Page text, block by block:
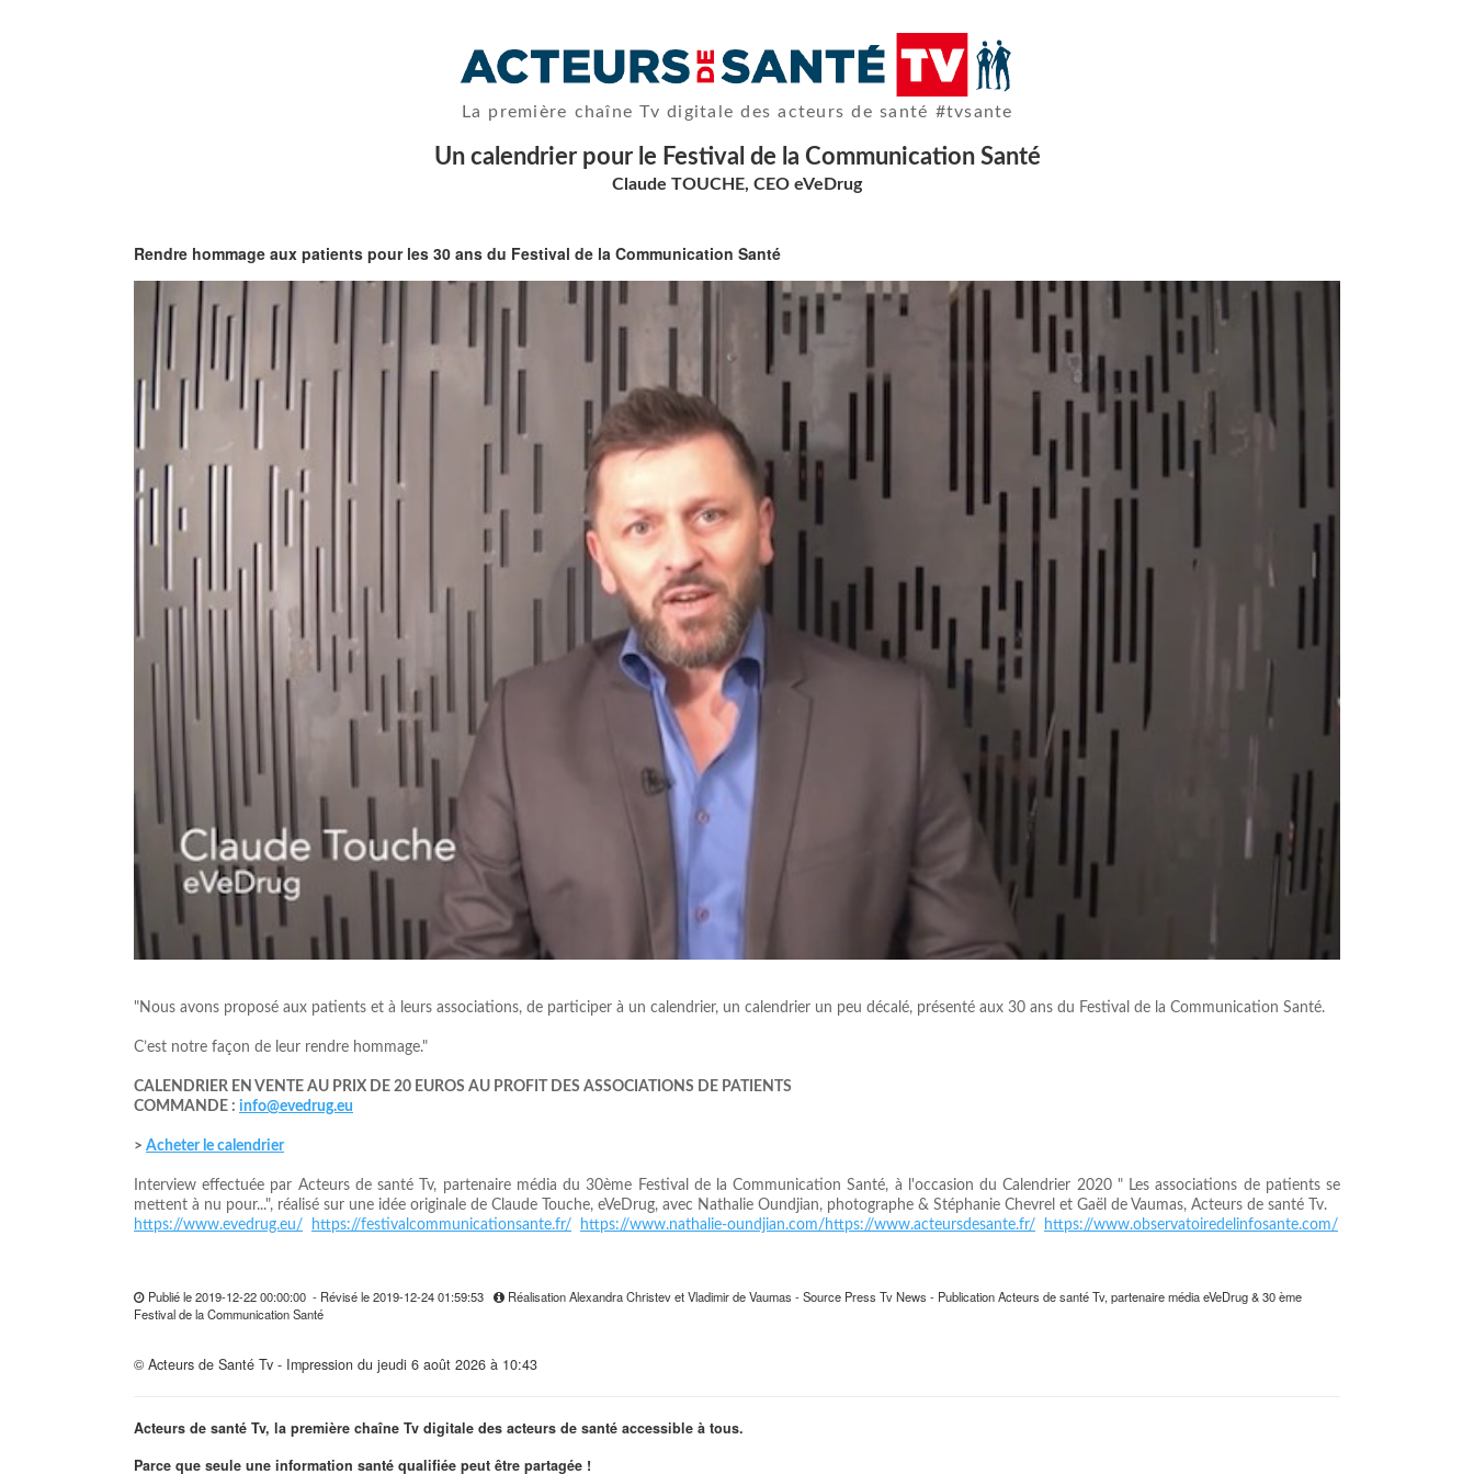
La première chaîne Tv digitale des acteurs de santé #tvsante
Un calendrier pour le Festival de la Communication Santé
Claude TOUCHE, CEO eVeDrug
Rendre hommage aux patients pour les 30 ans du Festival de la Communication Santé
"Nous avons proposé aux patients et à leurs associations, de participer à un calendrier, un calendrier un peu décalé, présenté aux 30 ans du Festival de la Communication Santé.
C’est notre façon de leur rendre hommage."
CALENDRIER EN VENTE AU PRIX DE 20 EUROS AU PROFIT DES ASSOCIATIONS DE PATIENTS
COMMANDE : info@evedrug.eu
> Acheter le calendrier
Interview effectuée par Acteurs de santé Tv, partenaire média du 30ème Festival de la Communication Santé, à l'occasion du Calendrier 2020 " Les associations de patients se
mettent à nu pour...", réalisé sur une idée originale de Claude Touche, eVeDrug, avec Nathalie Oundjian, photographe & Stéphanie Chevrel et Gaël de Vaumas, Acteurs de santé Tv.
https://www.evedrug.eu/
https://festivalcommunicationsante.fr/ https://www.nathalie-oundjian.com/https://www.acteursdesante.fr/ https://www.observatoiredelinfosante.com/
Publié le 2019-12-22 00:00:00 - Révisé le 2019-12-24 01:59:53
Réalisation Alexandra Christev et Vladimir de Vaumas - Source Press Tv News - Publication Acteurs de santé Tv, partenaire média eVeDrug & 30 ème
Festival de la Communication Santé
© Acteurs de Santé Tv - Impression du jeudi 6 août 2026 à 10:43
Acteurs de santé Tv, la première chaîne Tv digitale des acteurs de santé accessible à tous.
Parce que seule une information santé qualifiée peut être partagée !